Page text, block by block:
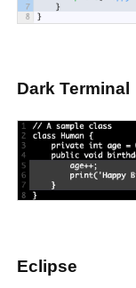
Dark Terminal
Eclipse